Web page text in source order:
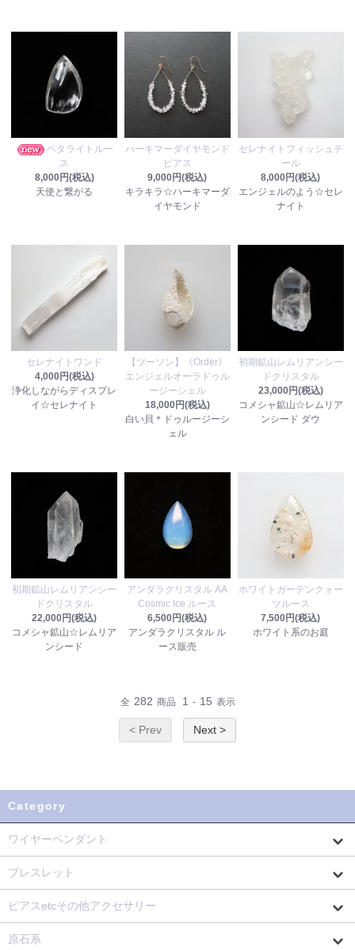
ペタライトルー
ス
8,000円(税込)
天使と繋がる
ハーキマーダイヤモンド
ピアス
9,000円(税込)
キラキラ☆ハーキマーダ
イヤモンド
セレナイトフィッシュテ
ール
8,000円(税込)
エンジェルのよう☆セレ
ナイト
セレナイトワンド
4,000円(税込)
浄化しながらディスプレ
イ☆セレナイト
【ツーソン】《Order》
エンジェルオーラドゥル
ージーシェル
18,000円(税込)
白い貝＊ドゥルージーシ
ェル
初期鉱山レムリアンシー
ドクリスタル
23,000円(税込)
コメシャ鉱山☆レムリア
ンシード ダウ
初期鉱山レムリアンシー
ドクリスタル
22,000円(税込)
コメシャ鉱山☆レムリア
ンシード
アンダラクリスタル AA
Cosmic Ice ルース
6,500円(税込)
アンダラクリスタル ル
ース販売
ホワイトガーデンクォー
ツルース
7,500円(税込)
ホワイト系のお庭
全 282 商品 1 - 15 表示
< Prev Next >
Category
ワイヤーペンダント
ブレスレット
ピアスetcその他アクセサリー
原石系